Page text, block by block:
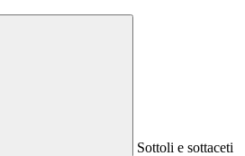
Sottoli e sottaceti